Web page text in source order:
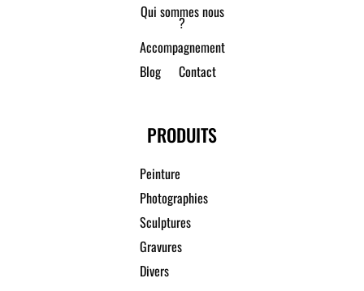
Qui sommes nous
?
Accompagnement
Blog
Contact
PRODUITS
Peinture
Photographies
Sculptures
Gravures
Divers